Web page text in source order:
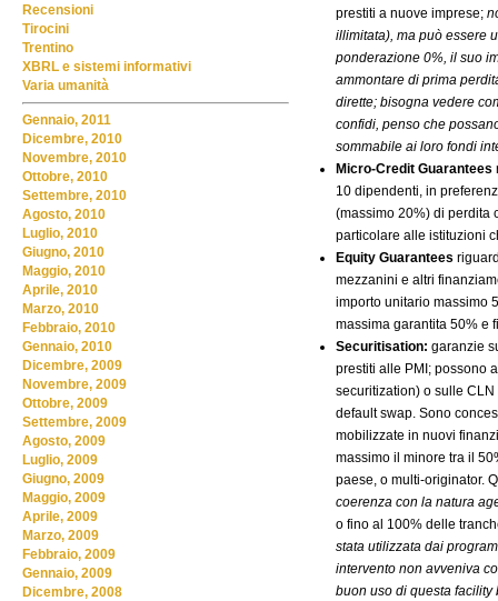
prestiti a nuove imprese;
illimitata), ma può essere
ponderazione 0%, il suo
ammontare di prima
dirette; bisogna vedere
confidi, penso che
sommabile ai loro fondi
Micro-Credit Guarantees
10 dipendenti, in
(massimo 20%) di perdita
particolare alle istituzioni
Equity Guarantees
mezzanini e altri
importo unitario massimo
massima garantita 50% e
Securitisation: garanzie
prestiti alle PMI; possono
securitization) o sulle
default swap. Sono
mobilizzate in nuovi
massimo il minore tra il
paese, o multi-originator.
coerenza con la natura
o fino al 100% delle
stata utilizzata dai
intervento non avveniva
buon uso di questa
Recensioni
Tirocini
Trentino
XBRL e sistemi informativi
Varia umanità
Gennaio, 2011
Dicembre, 2010
Novembre, 2010
Ottobre, 2010
Settembre, 2010
Agosto, 2010
Luglio, 2010
Giugno, 2010
Maggio, 2010
Aprile, 2010
Marzo, 2010
Febbraio, 2010
Gennaio, 2010
Dicembre, 2009
Novembre, 2009
Ottobre, 2009
Settembre, 2009
Agosto, 2009
Luglio, 2009
Giugno, 2009
Maggio, 2009
Aprile, 2009
Marzo, 2009
Febbraio, 2009
Gennaio, 2009
Dicembre, 2008